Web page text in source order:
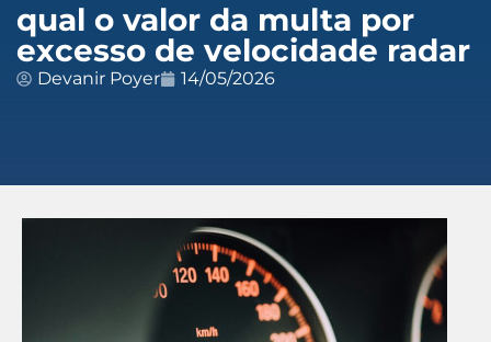
qual o valor da multa por
excesso de velocidade radar
Devanir Poyer 14/05/2026